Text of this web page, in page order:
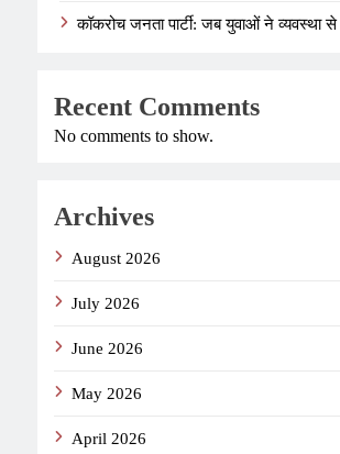
कॉकरोच जनता पार्टी: जब युवाओं ने व्यवस्था
Recent Comments
No comments to show.
Archives
August 2026
July 2026
June 2026
May 2026
April 2026